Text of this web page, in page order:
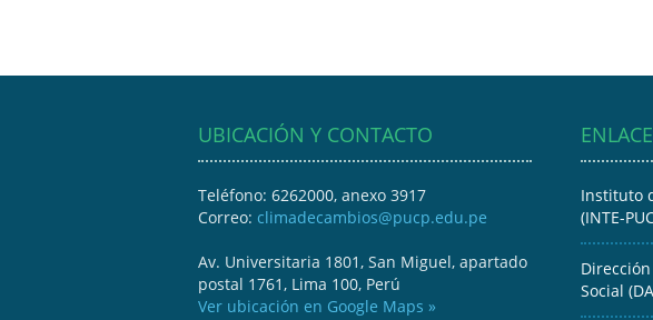
UBICACIÓN Y CONTACTO
Teléfono: 6262000, anexo 3917
Correo: climadecambios@pucp.edu.pe
Av. Universitaria 1801, San Miguel, apartado
postal 1761, Lima 100, Perú
Ver ubicación en Google Maps »
Instituto
(INTE-
Social